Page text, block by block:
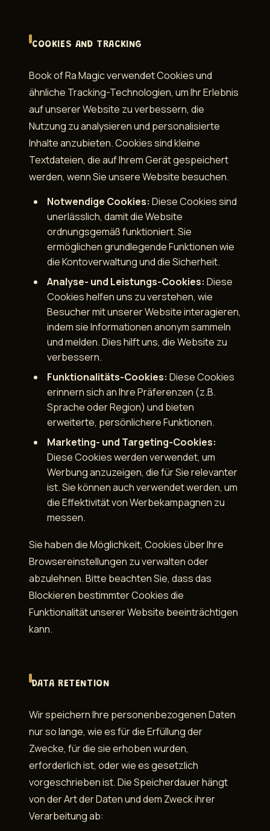
COOKIES AND TRACKING
Book of Ra Magic verwendet Cookies und
ähnliche Tracking-Technologien, um Ihr Erlebnis
auf unserer Website zu verbessern, die
Nutzung zu analysieren und personalisierte
Inhalte anzubieten. Cookies sind kleine
Textdateien, die auf Ihrem Gerät gespeichert
werden, wenn Sie unsere Website besuchen.
Notwendige Cookies: Diese Cookies sind
unerlässlich, damit die Website
ordnungsgemäß funktioniert. Sie
ermöglichen grundlegende Funktionen wie
die Kontoverwaltung und die Sicherheit.
Analyse- und Leistungs-Cookies: Diese
Cookies helfen uns zu verstehen, wie
Besucher mit unserer Website interagieren,
indem sie Informationen anonym sammeln
und melden. Dies hilft uns, die Website zu
verbessern.
Funktionalitäts-Cookies: Diese Cookies
erinnern sich an Ihre Präferenzen (z.B.
Sprache oder Region) und bieten
erweiterte, persönlichere Funktionen.
Marketing- und Targeting-Cookies:
Diese Cookies werden verwendet, um
Werbung anzuzeigen, die für Sie relevanter
ist. Sie können auch verwendet werden, um
die Effektivität von Werbekampagnen zu
messen.
Sie haben die Möglichkeit, Cookies über Ihre
Browsereinstellungen zu verwalten oder
abzulehnen. Bitte beachten Sie, dass das
Blockieren bestimmter Cookies die
Funktionalität unserer Website beeinträchtigen
kann.
DATA RETENTION
Wir speichern Ihre personenbezogenen Daten
nur so lange, wie es für die Erfüllung der
Zwecke, für die sie erhoben wurden,
erforderlich ist, oder wie es gesetzlich
vorgeschrieben ist. Die Speicherdauer hängt
von der Art der Daten und dem Zweck ihrer
Verarbeitung ab: